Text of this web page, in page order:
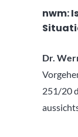
nwm:
Dr.
251/20